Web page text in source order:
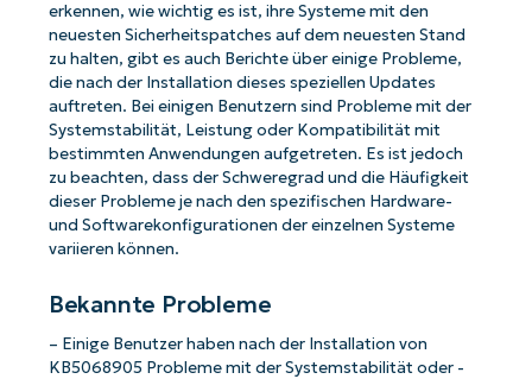
erkennen, wie wichtig es ist, ihre Systeme mit den
neuesten Sicherheitspatches auf dem neuesten Stand
zu halten, gibt es auch Berichte über einige Probleme,
die nach der Installation dieses speziellen Updates
auftreten. Bei einigen Benutzern sind Probleme mit der
Systemstabilität, Leistung oder Kompatibilität mit
bestimmten Anwendungen aufgetreten. Es ist jedoch
zu beachten, dass der Schweregrad und die Häufigkeit
dieser Probleme je nach den spezifischen Hardware-
und Softwarekonfigurationen der einzelnen Systeme
variieren können.
Bekannte Probleme
– Einige Benutzer haben nach der Installation von
KB5068905 Probleme mit der Systemstabilität oder -